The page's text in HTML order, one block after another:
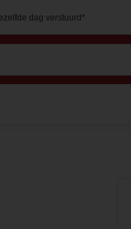
dag verstuurd*